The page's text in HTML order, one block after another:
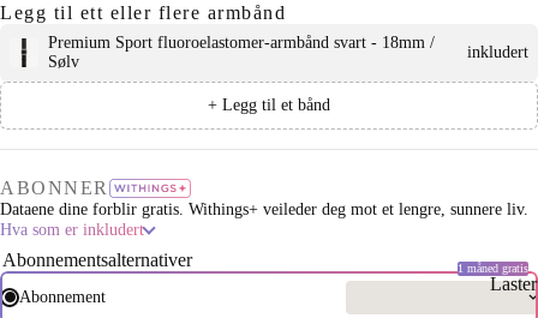
Legg til ett eller flere armbånd
Premium Sport fluoroelastomer-armbånd svart - 18mm /
Sølv
inkludert
+ Legg til et bånd
ABONNER
Dataene dine forblir gratis. Withings+ veileder deg mot et lengre, sunnere liv.
Hva som er inkludert
Abonnementsalternativer
Abonnement
1 måned gratis